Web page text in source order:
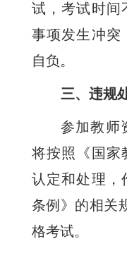
试，考试时间
事项发生冲突
自负。
三、违规
参加教师
将按照《国家
认定和处理，
条例》的相关
格考试。